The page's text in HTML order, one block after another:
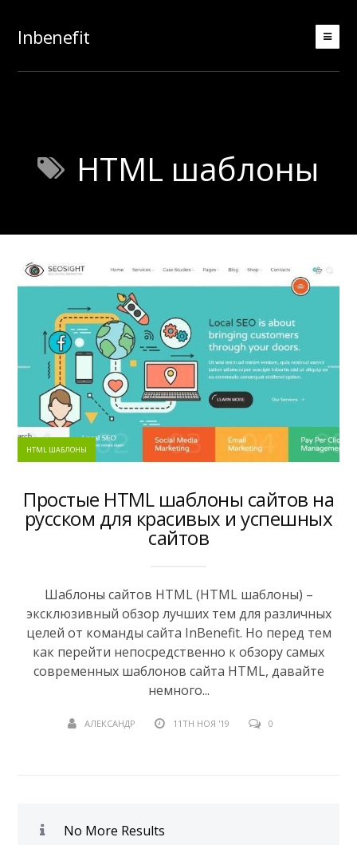
Inbenefit
HTML шаблоны
HTML ШАБЛОНЫ
Простые HTML шаблоны сайтов на
русском для красивых и успешных
сайтов
Шаблоны сайтов HTML (HTML шаблоны) –
эксклюзивный обзор лучших тем для различных
целей от команды сайта InBenefit. Но перед тем
как перейти непосредственно к обзору самых
современных шаблонов сайта HTML, давайте
немного...
АЛЕКСАНДР 11TH НОЯ '19 0
No More Results